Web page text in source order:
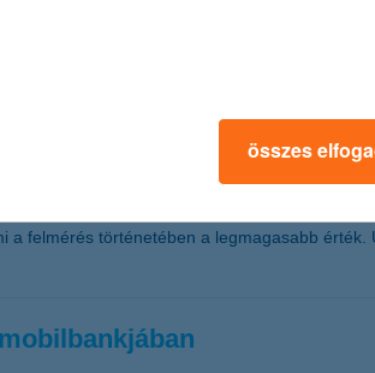
felmérés történetében a legmagasabb
összes